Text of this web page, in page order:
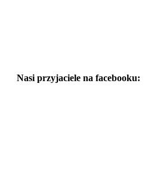
Nasi przyjaciele na facebooku: